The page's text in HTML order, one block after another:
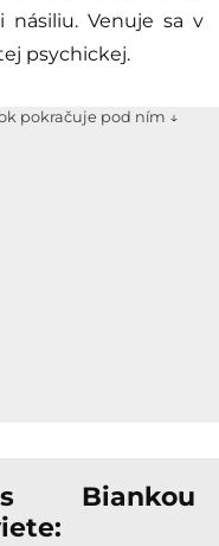
Venuje sa v
psychickej.
pokračuje pod ním ↓
Biankou